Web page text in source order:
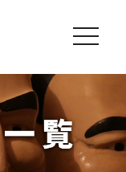
toggle